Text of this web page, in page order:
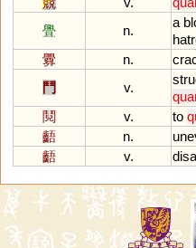
舋
n.
a
釁
n.
鬥
v.
鬩
v. to
齬
n.
齬
v.